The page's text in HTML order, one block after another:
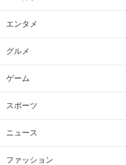
エンタメ
グルメ
ゲーム
スポーツ
ニュース
ファッション